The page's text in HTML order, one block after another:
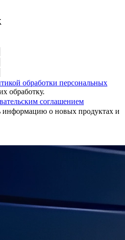
обработки персональных
обработку.
соглашением
информацию о новых продуктах и